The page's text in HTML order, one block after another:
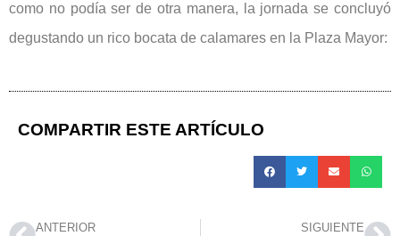
como no podía ser de otra manera, la jornada se concluyó
degustando un rico bocata de calamares en la Plaza Mayor:
COMPARTIR ESTE ARTÍCULO
ANTERIOR
SIGUIENTE